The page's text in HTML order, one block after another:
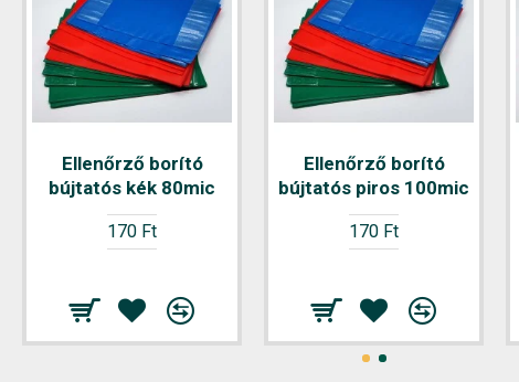
Ellenőrző borító
bújtatós kék 80mic
170 Ft
Ellenőrző borító
bújtatós piros 100mic
170 Ft